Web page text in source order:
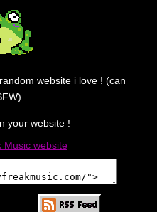
website i love ! (can
your website !